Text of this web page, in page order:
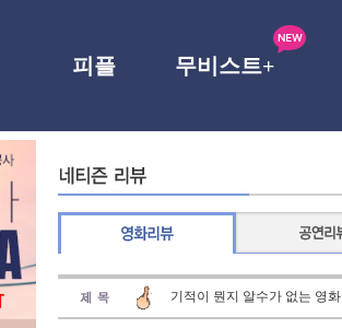
피플 무비스트+
기적이 뭔지 알수가 없는 영화